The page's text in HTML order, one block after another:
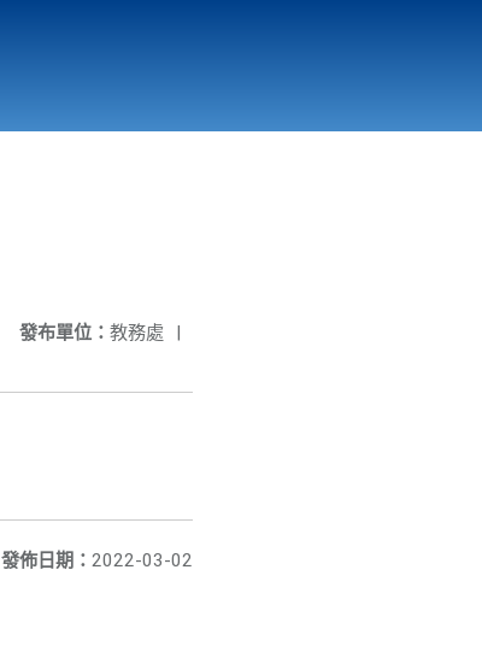
發布單位： 教務處 |
發佈日期： 2022-03-02